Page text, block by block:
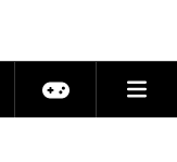
Actu jeux